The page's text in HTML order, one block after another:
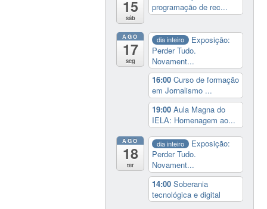
15
sáb
programação de rec...
AGO
17
seg
dia inteiro
Exposição:
Perder Tudo.
Novament...
16:00Curso de formação
em Jornalismo ...
19:00Aula Magna do
IELA: Homenagem ao...
AGO
18
ter
dia inteiro
Exposição:
Perder Tudo.
Novament...
14:00Soberania
tecnológica e digital